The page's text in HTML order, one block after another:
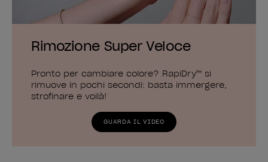
Rimozione Super Veloce
Pronto per cambiare colore? RapiDry™ si
rimuove in pochi secondi: basta immergere,
strofinare e voilà!
GUARDA IL VIDEO